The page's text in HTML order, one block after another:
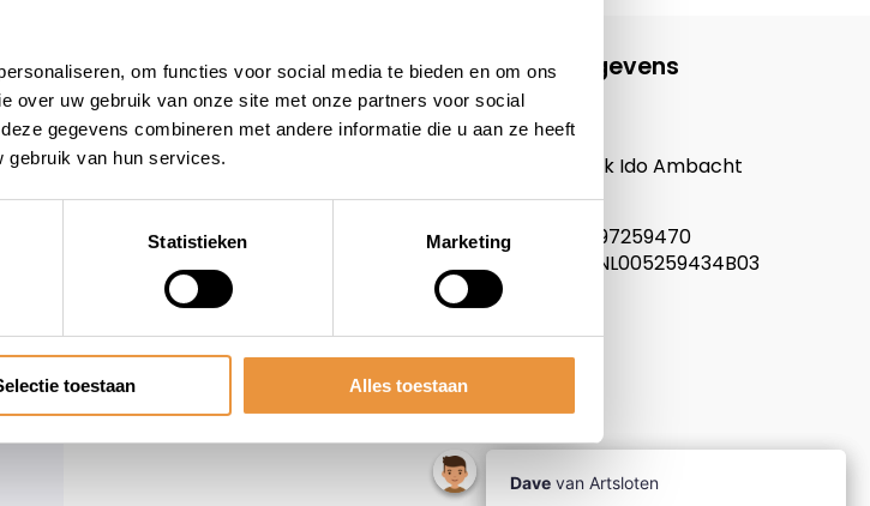
om functies voor social media te bieden en om ons
over uw gebruik van onze site met onze partners voor social
gegevens combineren met andere informatie die u aan ze heeft
gebruik van hun services.
Statistieken Marketing
toestaan Alles toestaan
Informatie
Over ons
Blog
Contactgegevens
ARTsloten.nl
Noordeinde 114
3341LW, Hendrik Ido Ambacht
Nederland
KVK nummer: 97259470
Btw nummer: NL005259434B03